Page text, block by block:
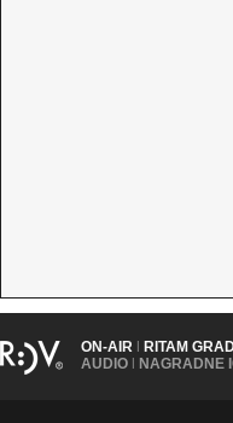
ON-AIR | RITAM
AUDIO | NAGRADNE